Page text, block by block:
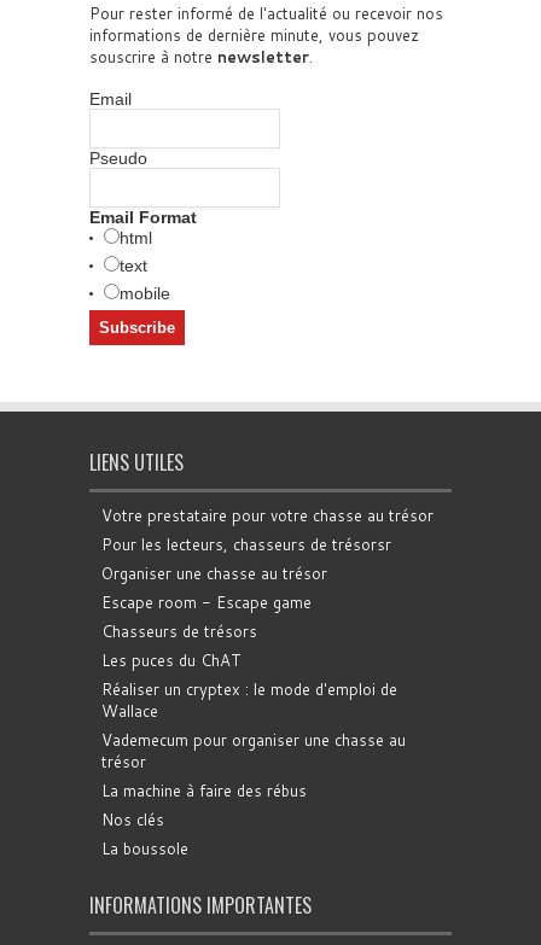
Pour rester informé de l'actualité ou recevoir nos
informations de dernière minute, vous pouvez
souscrire à notre newsletter.
Email
Pseudo
Email Format
html
text
mobile
LIENS UTILES
Votre prestataire pour votre chasse au trésor
Pour les lecteurs, chasseurs de trésorsr
Organiser une chasse au trésor
Escape room - Escape game
Chasseurs de trésors
Les puces du ChAT
Réaliser un cryptex : le mode d'emploi de
Wallace
Vademecum pour organiser une chasse au
trésor
La machine à faire des rébus
Nos clés
La boussole
INFORMATIONS IMPORTANTES